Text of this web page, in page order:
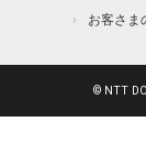
お客さま
© NTT